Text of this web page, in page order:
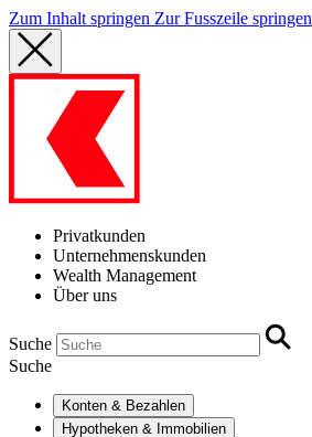
Zum Inhalt springen Zur Fusszeile springen
Privatkunden
Unternehmenskunden
Wealth Management
Über uns
Suche
Suche
Konten & Bezahlen
Hypotheken & Immobilien